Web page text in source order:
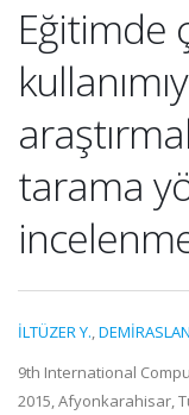
Eğitimde
tarama
İLTÜZER Y.,
9th International
2015, Afyonkarahisar,